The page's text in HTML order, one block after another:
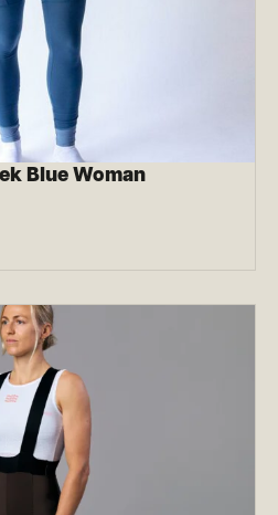
Blue Woman